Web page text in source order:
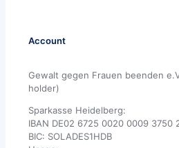
Account
Gewalt gegen Frauen beenden
holder)
Sparkasse Heidelberg:
IBAN DE02 6725 0020 0009 3750
BIC: SOLADES1HDB